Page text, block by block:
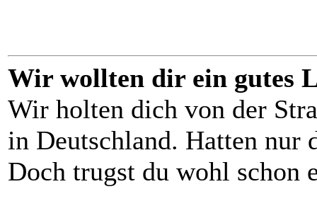
Wir wollten dir ein gutes
Wir holten dich von der
in Deutschland. Hatten nur
Doch trugst du wohl schon